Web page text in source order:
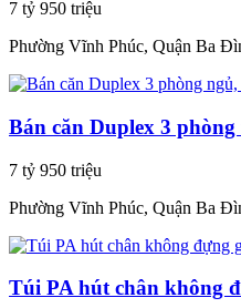
7 tỷ 950 triệu
Phường Vĩnh Phúc, Quận Ba
Bán căn Duplex 3
7 tỷ 950 triệu
Phường Vĩnh Phúc, Quận Ba
Túi PA hút chân không